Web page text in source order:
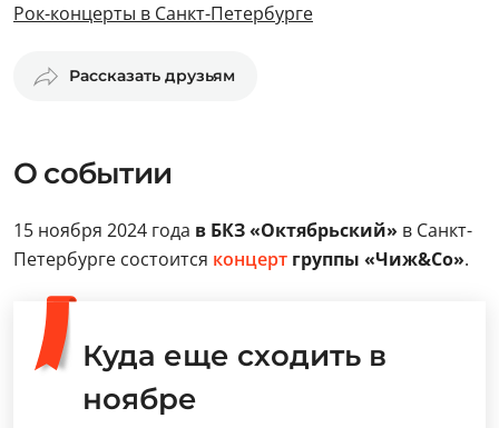
Рок-концерты в Санкт-Петербурге
Рассказать друзьям
О событии
15 ноября 2024 года в БКЗ «Октябрьский» в Санкт-
Петербурге состоится концерт группы «Чиж&Со».
Куда еще сходить в
ноябре